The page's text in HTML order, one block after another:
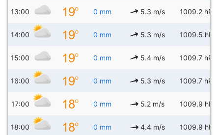
13:00 0 mm 5.3 m/s 1009.2 hPa
14:00 0 mm 5.3 m/s 1009.5 hPa
15:00 0 mm 5.4 m/s 1009.7 hPa
16:00 0 mm 5.3 m/s 1009.7 hPa
17:00 0 mm 5.2 m/s 1009.9 hPa
18:00 0 mm 4.4 m/s 1009.9 hPa